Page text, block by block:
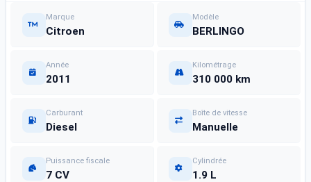
Marque
Citroen
Modèle
BERLINGO
Année
2011
Kilométrage
310 000 km
Carburant
Diesel
Boîte de vitesse
Manuelle
Puissance fiscale
7 CV
Cylindrée
1.9 L